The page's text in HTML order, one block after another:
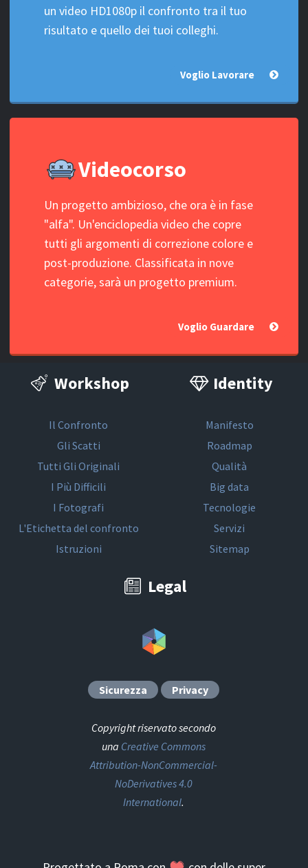
un video HD1080p il confronto tra il tuo
risultato e quello dei tuoi colleghi.
Voglio Lavorare
Videocorso
Un progetto ambizioso, che ora è in fase
"alfa". Un'enciclopedia video che copre
tutti gli argomenti di correzione colore e
post-produzione. Classificata in nove
categorie, sarà un progetto premium.
Voglio Guardare
Workshop
Il Confronto
Gli Scatti
Tutti Gli Originali
I Più Difficili
I Fotografi
L'Etichetta del confronto
Istruzioni
Identity
Manifesto
Roadmap
Qualità
Big data
Tecnologie
Servizi
Sitemap
Legal
Sicurezza Privacy
Copyright riservato secondo
una Creative Commons
Attribution-NonCommercial-
NoDerivatives 4.0
International.